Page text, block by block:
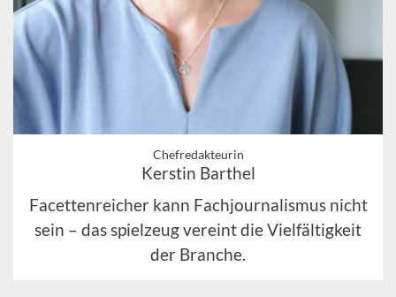
Chefredakteurin
Kerstin Barthel
Facettenreicher kann Fachjournalismus nicht
sein – das spielzeug vereint die Vielfältigkeit
der Branche.